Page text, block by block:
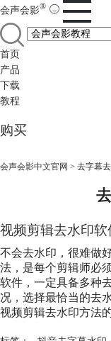
会声会影®
首页
产品
下载
教程
购买
会声会影中文官网 > 去字幕
视频剪辑去水印
不会去水印，很难做
法，是每个剪辑师必
软件，一定具备多种
况，选择最恰当的去
视频剪辑去水印方法